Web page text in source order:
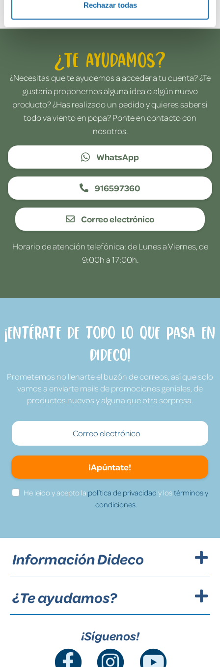
Rechazar todas
¿Te ayudamos?
¿Necesitas que te ayudemos a acceder a tu cuenta? ¿Te
gustaría proponernos alguna idea o algún nuevo
producto? ¿Has realizado un pedido y quieres saber si
todo va viento en popa? Ponte en contacto con
nosotros.
WhatsApp
916597360
Correo electrónico
Horario de atención telefónica: de Lunes a Viernes, de
9:00h a 17:00h.
¡Entérate de todo lo que pasa en
Dideco!
Prometemos no llenarte el buzón de correos, así que solo
vamos a enviarte mails de promociones geniales, de
productos nuevos y alguna que otra sorpresa.
¡Apúntate!
He leído y acepto la política de privacidad y lostérminos y
condiciones.
Información Dideco
¿Te ayudamos?
¡Síguenos!